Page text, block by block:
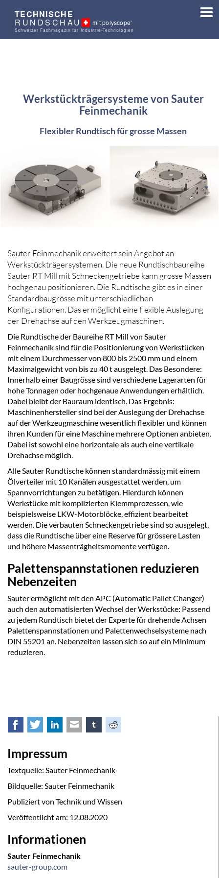
TECHNISCHE
RUNDSCHAU mit polyscope'
Schweizer Fachmagazin für Industrie-Technologien
Werkstückträgersysteme von Sauter
Feinmechanik
Flexibler Rundtisch für grosse Massen
Sauter Feinmechanik erweitert sein Angebot an
Werkstückträgersystemen. Die neue Rundtischbaureihe
Sauter RT Mill mit Schneckengetriebe kann grosse Massen
hochgenau positionieren. Die Rundtische gibt es in einer
Standardbaugrösse mit unterschiedlichen
Konfigurationen. Das ermöglicht eine flexible Auslegung
der Drehachse auf den Werkzeugmaschinen.
Die Rundtische der Baureihe RT Mill von Sauter
Feinmechanik sind für die Positionierung von Werkstücken
mit einem Durchmesser von 800 bis 2500 mm und einem
Maximalgewicht von bis zu 40 t ausgelegt. Das Besondere:
Innerhalb einer Baugrösse sind verschiedene Lagerarten für
hohe Tonnagen oder hochgenaue Anwendungen erhältlich.
Dabei bleibt der Bauraum identisch. Das Ergebnis:
Maschinenhersteller sind bei der Auslegung der Drehachse
auf der Werkzeugmaschine wesentlich flexibler und können
ihren Kunden für eine Maschine mehrere Optionen anbieten.
Dabei ist sowohl eine horizontale als auch eine vertikale
Drehachse möglich.
Alle Sauter Rundtische können standardmässig mit einem
Ölverteiler mit 10 Kanälen ausgestattet werden, um
Spannvorrichtungen zu betätigen. Hierdurch können
Werkstücke mit komplizierten Klemmprozessen, wie
beispielsweise LKW-Motorblöcke, effizient bearbeitet
werden. Die verbauten Schneckengetriebe sind so ausgelegt,
dass die Rundtische über eine Reserve für grössere Lasten
und höhere Massenträgheitsmomente verfügen.
Palettenspannstationen reduzieren
Nebenzeiten
Sauter ermöglicht mit den APC (Automatic Pallet Changer)
auch den automatisierten Wechsel der Werkstücke: Passend
zu jedem Rundtisch bietet der Experte für drehende Achsen
Palettenspannstationen und Palettenwechselsysteme nach
DIN 55201 an. Nebenzeiten lassen sich so auf ein Minimum
reduzieren.
Facebook
TwitterLinkedInE-mail tumblrReddit
Impressum
Textquelle: Sauter Feinmechanik
Bildquelle: Sauter Feinmechanik
Publiziert von Technik und Wissen
Veröffentlicht am: 12.08.2020
Informationen
Sauter Feinmechanik
sauter-group.com